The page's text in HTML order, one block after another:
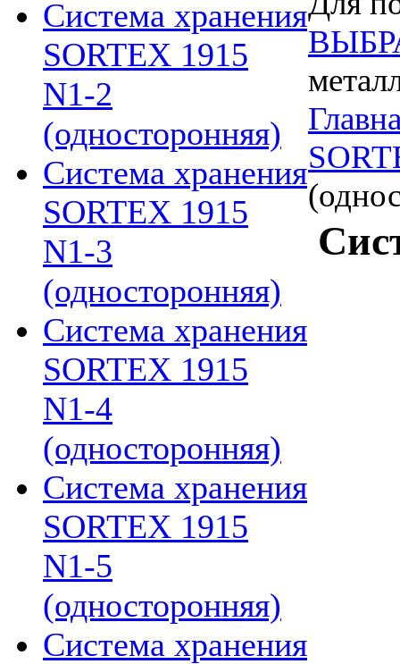
Система хранения
SORTEX 1915
N1-2
(односторонняя)
Система хранения
SORTEX 1915
N1-3
(односторонняя)
Система хранения
SORTEX 1915
N1-4
(односторонняя)
Система хранения
SORTEX 1915
N1-5
(односторонняя)
Система хранения